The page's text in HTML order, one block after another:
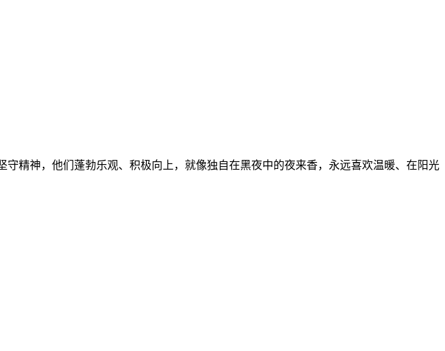
精神，他们蓬勃乐观、积极向上，就像独自在黑夜中的夜来香，永远喜欢温暖、在阳光